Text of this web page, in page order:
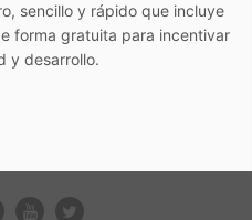
sencillo y rápido que incluye
forma gratuita para incentivar
y desarrollo.